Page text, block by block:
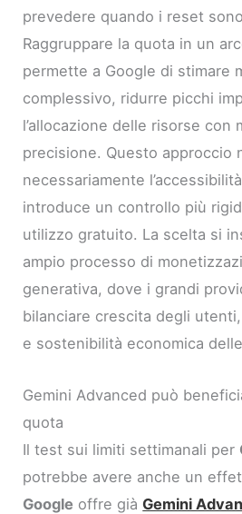
prevedere quando i reset
Raggruppare la quota in un
permette a Google di stimare
complessivo, ridurre picchi
l’allocazione delle risorse con
precisione. Questo approccio
necessariamente
introduce un controllo più
utilizzo gratuito. La scelta si
ampio processo di
generativa, dove i grandi
bilanciare crescita degli
e sostenibilità economica
Gemini Advanced può
quota
Il test sui limiti settimanali per
potrebbe avere anche un
Google offre giàGemini